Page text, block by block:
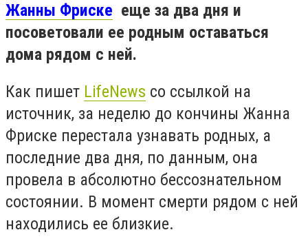
Жанны Фриске еще за два дня и
посоветовали ее родным оставаться
дома рядом с ней.
Как пишет LifeNews со ссылкой на
источник, за неделю до кончины Жанна
Фриске перестала узнавать родных, а
последние два дня, по данным, она
провела в абсолютно бессознательном
состоянии. В момент смерти рядом с ней
находились ее близкие.